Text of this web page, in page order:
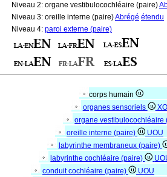
Niveau 2: organe vestibulocochléaire (paire)
Niveau 3: oreille interne (paire)Abrégé étendu
Niveau 4: paroi externe (paire)
corps humain
organes sensoriels
organe
oreille interne (paire)
UOU
labyrinthe membraneux (paire)
labyrinthe cochléaire (paire)
conduit cochléaire (paire)
UOU